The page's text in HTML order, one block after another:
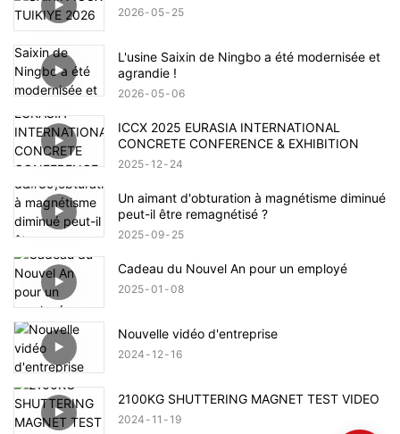
2026 05 25
L'usine Saixin de Ningbo a été modernisée et
agrandie !
2026 05 06
ICCX 2025 EURASIA INTERNATIONAL
CONCRETE CONFERENCE & EXHIBITION
2025 12 24
Un aimant d'obturation à magnétisme diminué
peut-il être remagnétisé ?
2025 09 25
Cadeau du Nouvel An pour un employé
2025 01 08
Nouvelle vidéo d'entreprise
2024 12 16
2100KG SHUTTERING MAGNET TEST VIDEO
2024 11 19